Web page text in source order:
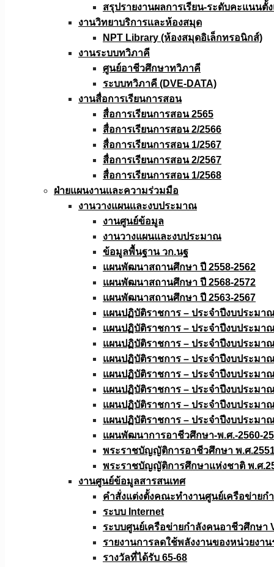
สรุปรายงานผลการเรียน-ระดับคะแนนตั้
งานวิทยาบริการเเละห้องสมุด
NPT Library (ห้องสมุดอิเล็กทรอนิกส์)
งานระบบทวิภาคี
ศูนย์อาชีวศึกษาทวิภาคี
ระบบทวิภาคี (DVE-DATA)
งานสื่อการเรียนการสอน
สื่อการเรียนการสอน 2565
สื่อการเรียนการสอน 2/2566
สื่อการเรียนการสอน 1/2567
สื่อการเรียนการสอน 2/2567
สื่อการเรียนการสอน 1/2568
ฝ่ายแผนงานเเละความร่วมมือ
งานวางแผนเเละงบประมาณ
งานศูนย์ข้อมูล
งานวางแผนและงบประมาณ
ข้อมูลพื้นฐาน วก.นฐ
แผนพัฒนาสถานศึกษา ปี 2558-2562
แผนพัฒนาสถานศึกษา ปี 2568-2572
แผนพัฒนาสถานศึกษา ปี 2563-2567
แผนปฏิบัติราชการ – ประจำปีงบประมา
แผนปฏิบัติราชการ – ประจำปีงบประมา
แผนปฏิบัติราชการ – ประจำปีงบประมา
แผนปฏิบัติราชการ – ประจำปีงบประมา
แผนปฏิบัติราชการ – ประจำปีงบประมา
แผนปฏิบัติราชการ – ประจำปีงบประมา
แผนปฏิบัติราชการ – ประจำปีงบประมา
แผนปฏิบัติราชการ – ประจำปีงบประมา
แผนพัฒนาการอาชีวศึกษา-พ.ศ.-2560-
พระราชบัญญัติการอาชีวศึกษา พ.ศ
พระราชบัญญัติการศึกษาแห่งชาติ พ.ศ
งานศูนย์ข้อมูลสารสนเทศ
คำสั่งแต่งตั้งคณะทำงานศูนย์เครือข่าย
ระบบ Internet
ระบบศูนย์เครือข่ายกำลังคนอาชีวศึกษา
รายงานการลดใช้พลังงานของหน่วยงา
รางวัลที่ได้รับ 65-68